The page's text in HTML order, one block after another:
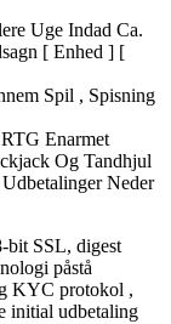
Uge Indad Ca.
[ Enhed ] [
Spil , Spisning
Enarmet
Og Tandhjul
Neder
bit SSL, digest
påstå
KYC protokol ,
initial udbetaling